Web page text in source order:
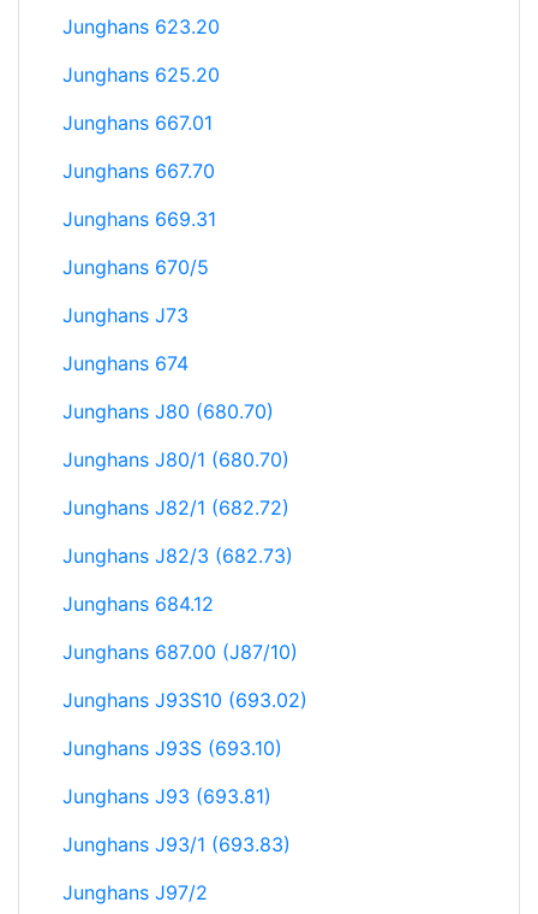
Junghans 623.20
Junghans 625.20
Junghans 667.01
Junghans 667.70
Junghans 669.31
Junghans 670/5
Junghans J73
Junghans 674
Junghans J80 (680.70)
Junghans J80/1 (680.70)
Junghans J82/1 (682.72)
Junghans J82/3 (682.73)
Junghans 684.12
Junghans 687.00 (J87/10)
Junghans J93S10 (693.02)
Junghans J93S (693.10)
Junghans J93 (693.81)
Junghans J93/1 (693.83)
Junghans J97/2